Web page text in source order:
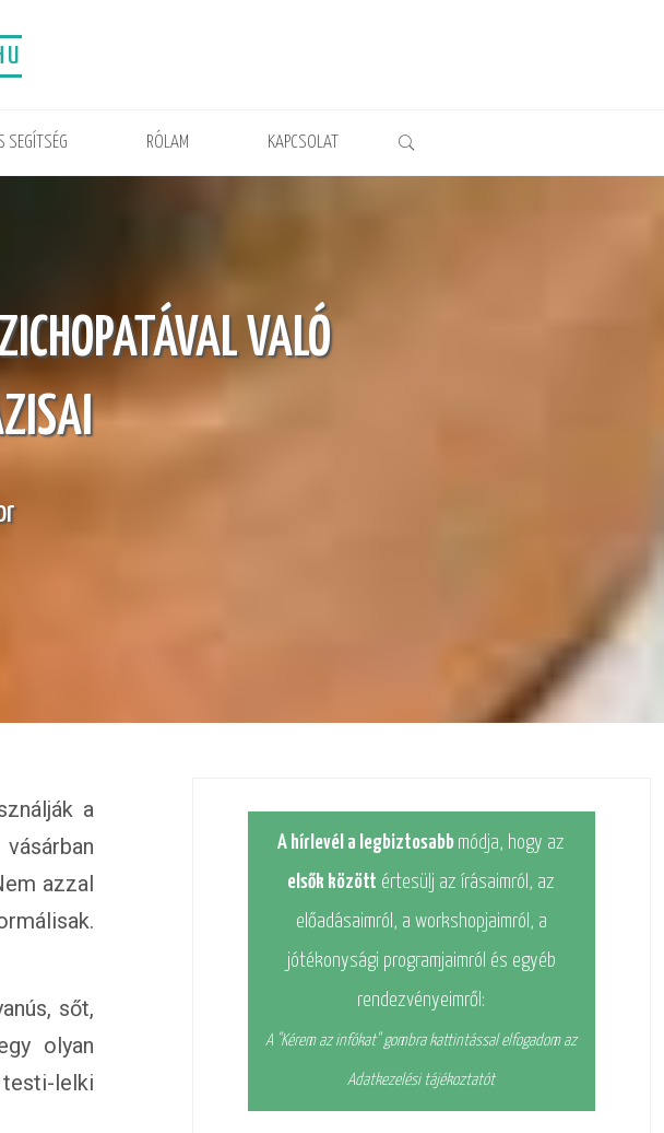
SEGÍTSÉG RÓLAM KAPCSOLAT
VALÓ
a
azzal
sőt,
olyan
lelki
A hírlevél a legbiztosabb módja, hogy az
elsők között értesülj az írásaimról, az
előadásaimról, a workshopjaimról, a
jótékonysági programjaimról és egyéb
rendezvényeimről:
A "Kérem az infókat" gombra kattintással elfogadom az
Adatkezelési tájékoztatót